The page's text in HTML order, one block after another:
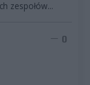
zespołów...
0